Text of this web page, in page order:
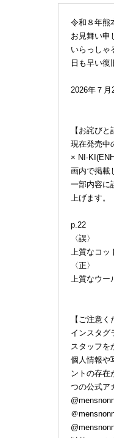
令和８年熊
お見舞い申
いらっしゃ
日も早い復
2026年７
【お詫びと
現在発売中
× NI-
画内で掲載
一部内容に
上げます。
p.22
〈誤〉
上質なコッ
〈正〉
上質なウー
【ご注意く
インスタグ
スタッフを
個人情報や
ントの存在
つの公式ア
＠